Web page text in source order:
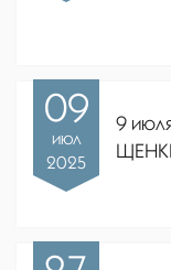
09
июл
2025
9